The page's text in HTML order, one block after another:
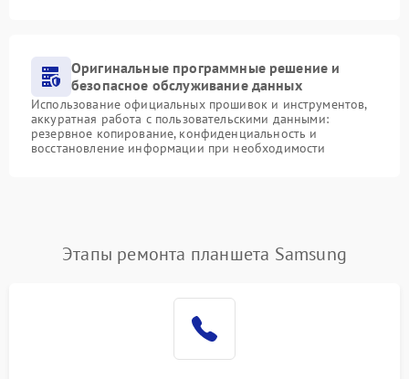
Оригинальные программные решение и
безопасное обслуживание данных
Использование официальных прошивок и инструментов,
аккуратная работа с пользовательскими данными:
резервное копирование, конфиденциальность и
восстановление информации при необходимости
Этапы ремонта планшета Samsung